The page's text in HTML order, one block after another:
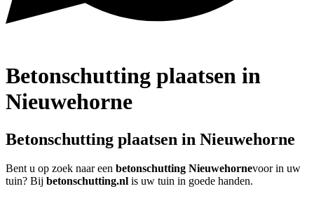
Betonschutting plaatsen in
Nieuwehorne
Betonschutting plaatsen in Nieuwehorne
Bent u op zoek naar een betonschutting Nieuwehornevoor in uw
tuin? Bij betonschutting.nl is uw tuin in goede handen.